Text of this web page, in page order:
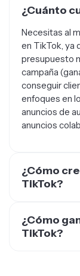
¿Cuánto
Necesitas al
en TikTok, ya
presupuesto
campaña
conseguir
enfoques en
anuncios de
anuncios
¿Cómo
TikTok?
crear una
Pixel de
¿Cómo
TikTok?